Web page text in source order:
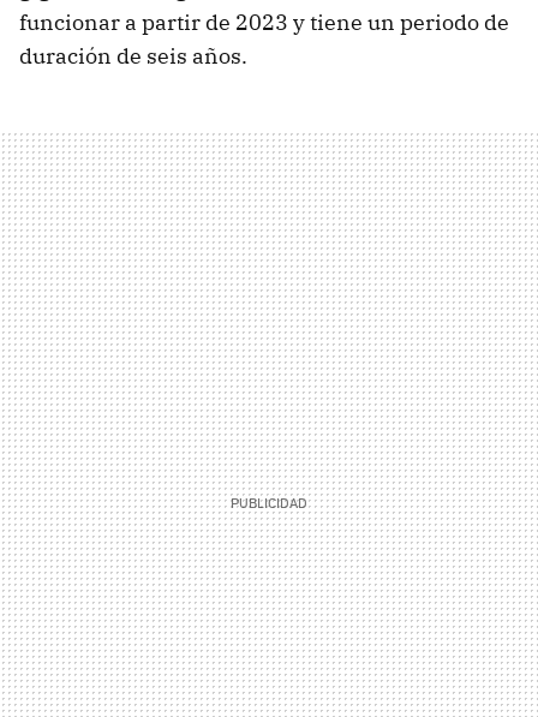
funcionar a partir de 2023 y tiene un periodo de
duración de seis años.